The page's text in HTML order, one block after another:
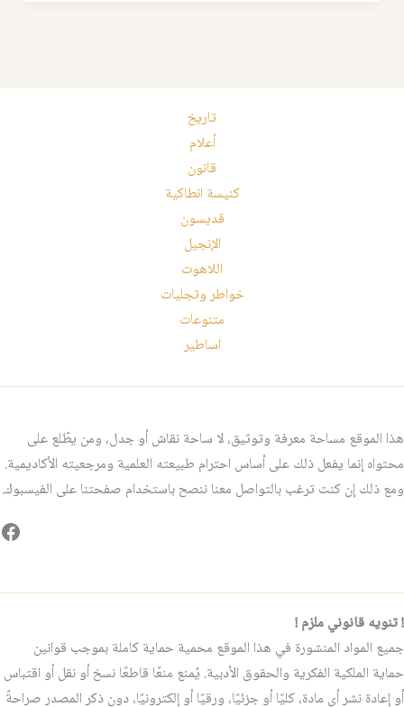
تاريخ
أعلام
قانون
كنيسة انطاكية
قديسون
الإنجيل
اللاهوت
خواطر وتجليات
متنوعات
اساطير
هذا الموقع مساحة معرفة وتوثيق، لا ساحة نقاش أو جدل، ومن يطّلع على
محتواه إنما يفعل ذلك على أساس احترام طبيعته العلمية ومرجعيته الأكاديمية.
ومع ذلك إن كنت ترغب بالتواصل معنا ننصح باستخدام صفحتنا على الفيسبوك.
! تنويه قانوني ملزم !
جميع المواد المنشورة في هذا الموقع محمية حماية كاملة بموجب قوانين
حماية الملكية الفكرية والحقوق الأدبية. يُمنع منعًا قاطعًا نسخ أو نقل أو اقتباس
أو إعادة نشر أي مادة، كليًا أو جزئيًا، ورقيًا أو إلكترونيًا، دون ذكر المصدر صراحةً